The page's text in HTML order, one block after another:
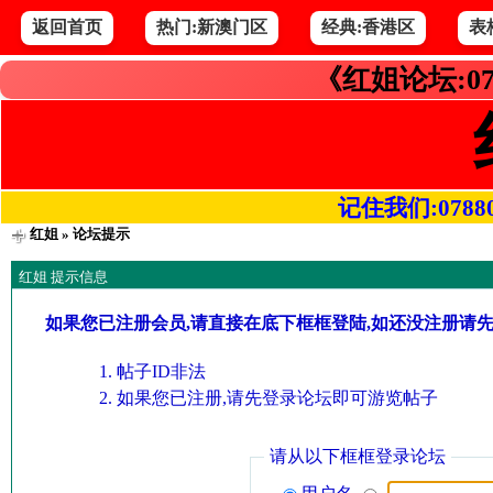
返回首页 热门:新澳门区 经典:香港区 表
《红姐论坛
记住我们
红姐» 论坛提示
红姐 提示信息
如果您已注册会员,请直接在底下框框登陆,如还没注册请
帖子ID非法
如果您已注册,请先登录论坛即可游览帖子
请从以下框框登录论坛